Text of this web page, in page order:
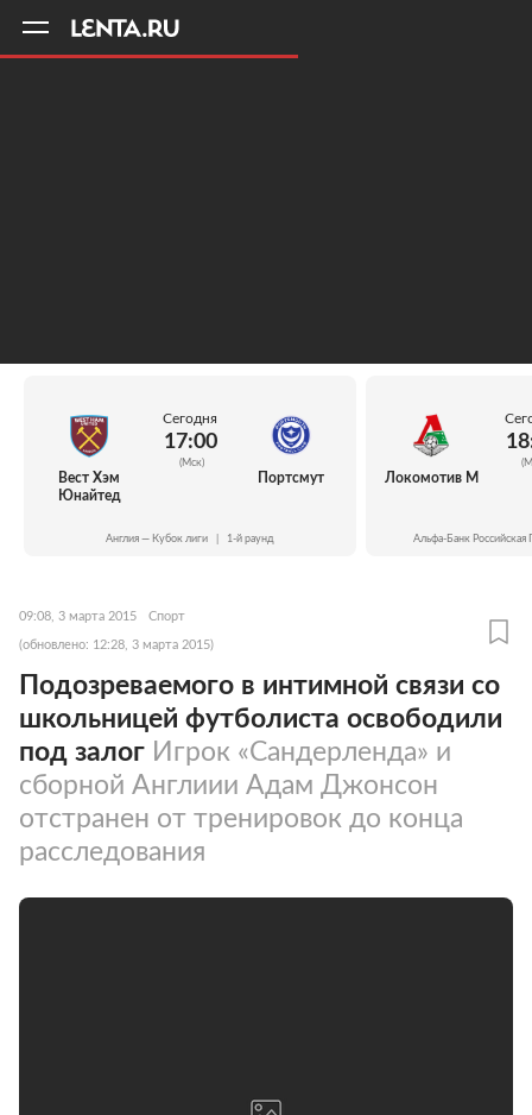
Вест Хэм
Юнайтед
Сегодня
17:00
(Мск)
Портсмут
Англия — Кубок лиги 1-й раунд
Локомотив М
Альфа-Банк Российская
09:08, 3 марта 2015 Спорт
(обновлено: 12:28, 3 марта 2015)
Подозреваемого в интимной связи со
школьницей футболиста освободили
под залог Игрок «Сандерленда» и
сборной Англиии Адам Джонсон
отстранен от тренировок до конца
расследования